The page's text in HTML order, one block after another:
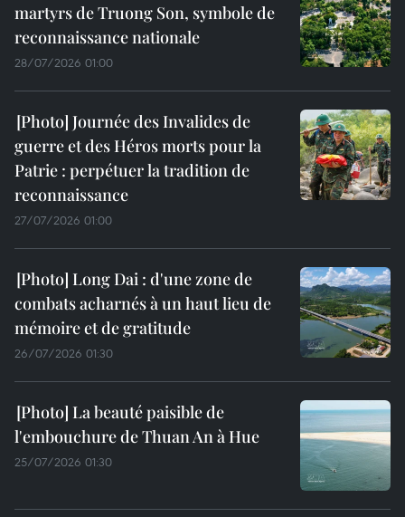
martyrs de Truong Son, symbole de
reconnaissance nationale
28/07/2026 01:00
Journée des Invalides de
guerre et des Héros morts pour la
Patrie : perpétuer la tradition de
reconnaissance
27/07/2026 01:00
Long Dai : d'une zone de
combats acharnés à un haut lieu de
mémoire et de gratitude
26/07/2026 01:30
La beauté paisible de
l'embouchure de Thuan An à Hue
25/07/2026 01:30